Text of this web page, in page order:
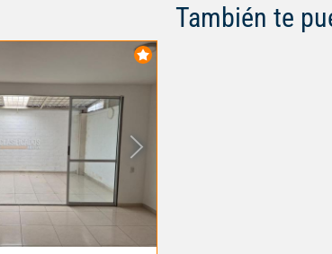
También te